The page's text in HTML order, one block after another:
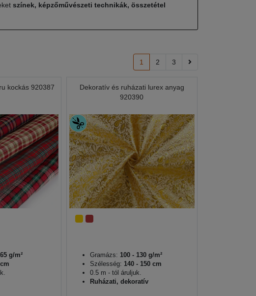
színek, képzőművészeti technikák, összetétel
1 2 3
kockás 920387
g/m²
Dekoratív és ruházati lurex anyag
920390
Gramázs: 100 - 130 g/m²
Szélesség: 140 - 150 cm
0.5 m - tól áruljuk.
Ruházati, dekoratív